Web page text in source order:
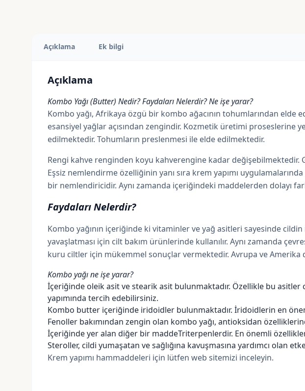
Açıklama Ek bilgi
Açıklama
Kombo Yağı (Butter) Nedir? Faydaları Nelerdir? Ne işe yarar?
Kombo yağı, Afrikaya özgü bir kombo ağacının tohumlarından elde
esansiyel yağlar açısından zengindir. Kozmetik üretimi
edilmektedir. Tohumların preslenmesi ile elde edilmektedir.
Rengi kahve renginden koyu kahverengine kadar değişebilmektedir.
Eşsiz nemlendirme özelliğinin yanı sıra krem yapımı
bir nemlendiricidir. Aynı zamanda içeriğindeki maddelerden dolayı
Faydaları Nelerdir?
Kombo yağının içeriğinde ki vitaminler ve yağ asitleri sayesinde
yavaşlatması için cilt bakım ürünlerinde kullanılır. Aynı zamanda
kuru ciltler için mükemmel sonuçlar vermektedir. Avrupa ve Amerika
Kombo yağı ne işe yarar?
İçeriğinde oleik asitve stearik asit bulunmaktadır. Özellikle bu
yapımında tercih edebilirsiniz.
Kombo butter içeriğinde iridoidler bulunmaktadır. İridoidlerin en
Fenoller bakımından zengin olan kombo yağı, antioksidan
İçeriğinde yer alan diğer bir maddeTriterpenlerdir. En önemli
Steroller, cildi yumaşatan ve sağlığına kavuşmasına yardımcı olan
Krem yapımı hammaddeleri için lütfen web sitemizi inceleyin.